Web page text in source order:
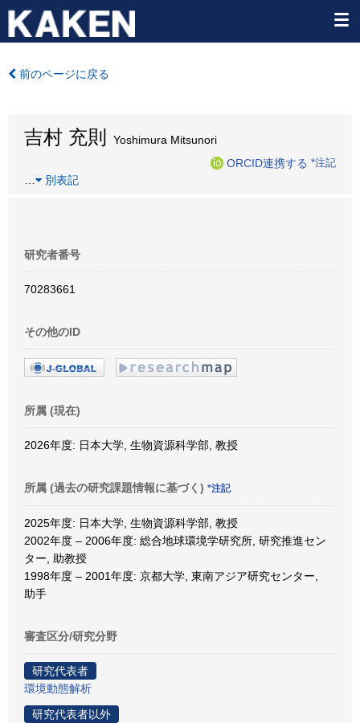
前のページに戻る
吉村 充則
Yoshimura Mitsunori
ORCID連携する *注記
別表記
研究者番号
70283661
その他のID
所属 (現在)
2026年度: 日本大学, 生物資源科学部, 教授
所属 (過去の研究課題情報に基づく) *注記
2025年度: 日本大学, 生物資源科学部, 教授
2002年度 – 2006年度: 総合地球環境学研究所, 研究推進セン
ター, 助教授
1998年度 – 2001年度: 京都大学, 東南アジア研究センター,
助手
審査区分/研究分野
研究代表者
環境動態解析
研究代表者以外